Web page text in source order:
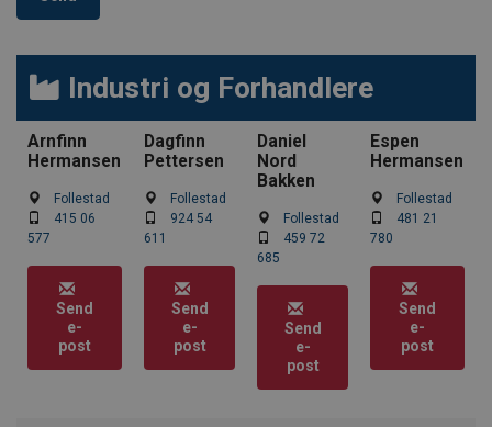
Industri og Forhandlere
Arnfinn
Hermansen
Follestad
415 06
577
Send
e-
post
Dagfinn
Pettersen
Follestad
924 54
611
Send
e-
post
Daniel
Nord
Bakken
Follestad
459 72
685
Send
e-
post
Espen
Hermansen
Follestad
481 21
780
Send
e-
post